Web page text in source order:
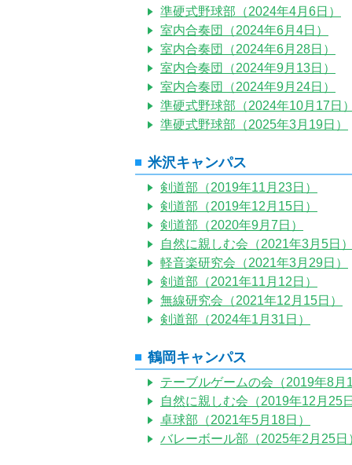
準硬式野球部（2024年4月6日）
室内合奏団（2024年6月4日）
室内合奏団（2024年6月28日）
室内合奏団（2024年9月13日）
室内合奏団（2024年9月24日）
準硬式野球部（2024年10月17日）
準硬式野球部（2025年3月19日）
米沢キャンパス
剣道部（2019年11月23日）
剣道部（2019年12月15日）
剣道部（2020年9月7日）
自然に親しむ会（2021年3月5日）
軽音楽研究会（2021年3月29日）
剣道部（2021年11月12日）
無線研究会（2021年12月15日）
剣道部（2024年1月31日）
鶴岡キャンパス
テーブルゲームの会（2019年8月1
自然に親しむ会（2019年12月25日
卓球部（2021年5月18日）
バレーボール部（2025年2月25日